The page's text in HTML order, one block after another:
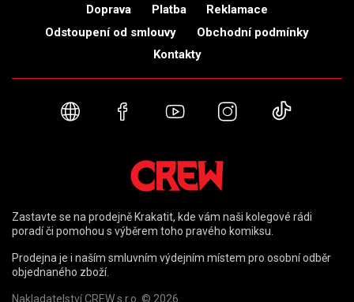
Doprava Platba
Reklamace
Odstoupení od smlouvy
Obchodní podmínky
Kontakty
Webové stránky
FacebookYouTubeInstagram
Zastavte se na prodejně Krakatit, kde vám naši kolegové rádi
poradí či pomohou s výběrem toho pravého komiksu.
Prodejna je i naším smluvním výdejním místem pro osobní odběr
objednaného zboží.
Nakladatelství CREW s.r.o. © 2026